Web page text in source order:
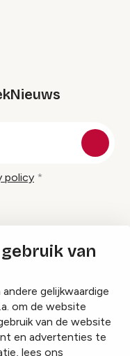
van
gelijkwaardige
om de website
van de website
en advertenties te
lees ons
policy